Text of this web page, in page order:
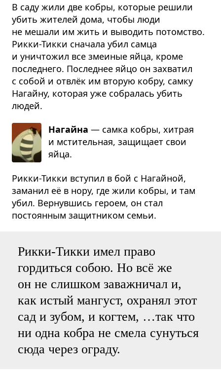
В саду жили две кобры, которые решили
убить жителей дома, чтобы люди
не мешали им жить и выводить потомство.
Рикки-Тикки сначала убил самца
и уничтожил все змеиные яйца, кроме
последнего. Последнее яйцо он захватил
с собой и отвлёк им вторую кобру, самку
Нагайну, которая уже собралась убить
людей.
Нагайна — самка кобры, хит­рая
и мсти­тель­ная, защи­щает свои
яйца.
Рикки-Тикки вступил в бой с Нагайной,
заманил её в нору, где жили кобры, и там
убил. Вернувшись героем, он стал
постоянным защитником семьи.
Рикки-Тикки имел право
гордиться собою. Но всё же
он не слишком заважничал и,
как истый мангуст, охранял этот
сад и зубом, и когтем, …так что
ни одна кобра не смела сунуться
сюда через ограду.